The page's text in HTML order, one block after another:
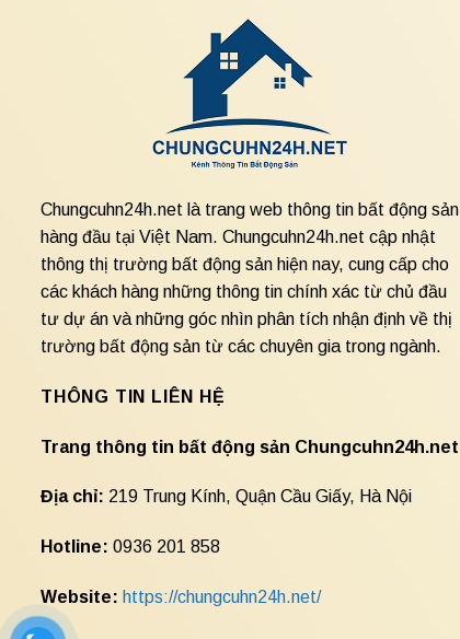
Chungcuhn24h.net là trang web thông tin bất động sản
hàng đầu tại Việt Nam. Chungcuhn24h.net cập nhật
thông thị trường bất động sản hiện nay, cung cấp cho
các khách hàng những thông tin chính xác từ chủ đầu
tư dự án và những góc nhìn phân tích nhận định về thị
trường bất động sản từ các chuyên gia trong ngành.
THÔNG TIN LIÊN HỆ
Trang thông tin bất động sản Chungcuhn24h.net
Địa chỉ: 219 Trung Kính, Quận Cầu Giấy, Hà Nội
Hotline: 0936 201 858
Website: https://chungcuhn24h.net/